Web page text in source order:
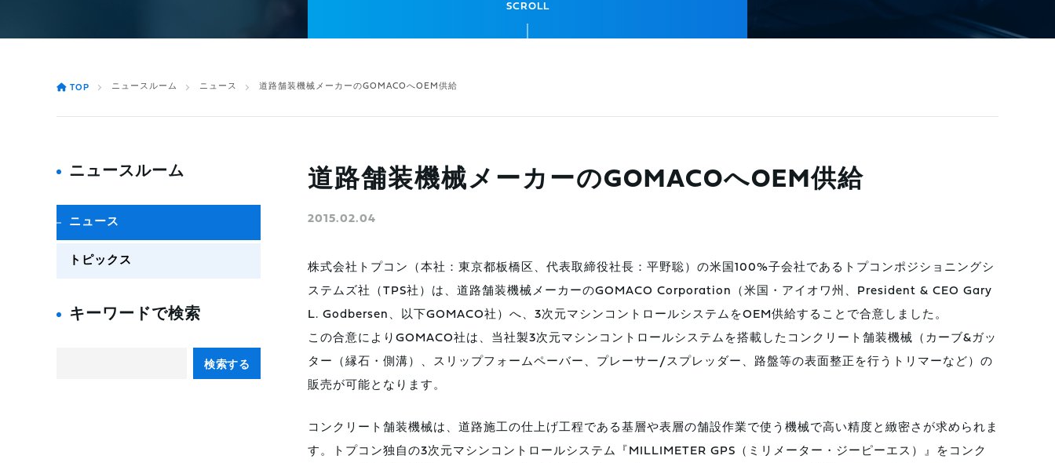
SCROLL
TOP ニュースルーム ニュース 道路舗装機械メーカーのGOMACOへOEM供給
ニュースルーム
ニュース
トピックス
キーワードで検索
検索する
道路舗装機械メーカーのGOMACOへOEM供給
2015.02.04
株式会社トプコン（本社：東京都板橋区、代表取締役社長：平野聡）の米国100%子会社であるトプコンポジショニングシ
ステムズ社（TPS社）は、道路舗装機械メーカーのGOMACO Corporation（米国・アイオワ州、President & CEO Gary
L. Godbersen、以下GOMACO社）へ、3次元マシンコントロールシステムをOEM供給することで合意しました。
この合意によりGOMACO社は、当社製3次元マシンコントロールシステムを搭載したコンクリート舗装機械（カーブ&ガッ
ター（縁石・側溝）、スリップフォームペーバー、プレーサー/スプレッダー、路盤等の表面整正を行うトリマーなど）の
販売が可能となります。
コンクリート舗装機械は、道路施工の仕上げ工程である基層や表層の舗設作業で使う機械で高い精度と緻密さが求められま
す。トプコン独自の3次元マシンコントロールシステム『MILLIMETER GPS（ミリメーター・ジーピーエス）』をコンク